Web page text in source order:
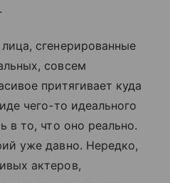
сгенерированные
совсем
притягивает куда
чего-то идеального
в то, что оно реально.
уже давно. Нередко,
актеров,